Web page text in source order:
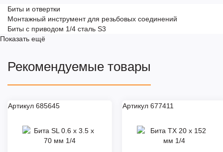
Биты и отвертки
Монтажный инструмент для резьбовых соединений
Биты с приводом 1/4 сталь S3
Показать ещё
Рекомендуемые товары
Артикул 685645 Артикул 677411